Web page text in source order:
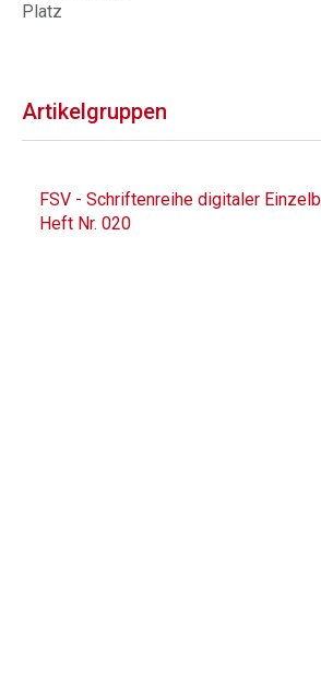
Platz
Artikelgruppen
FSV - Schriftenreihe digitaler
Heft Nr. 020